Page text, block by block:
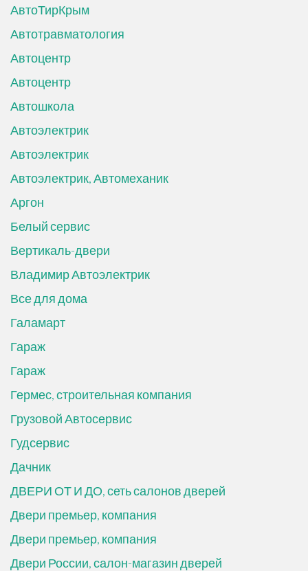
АвтоТирКрым
Автотравматология
Автоцентр
Автоцентр
Автошкола
Автоэлектрик
Автоэлектрик
Автоэлектрик, Автомеханик
Аргон
Белый сервис
Вертикаль-двери
Владимир Автоэлектрик
Все для дома
Галамарт
Гараж
Гараж
Гермес, строительная компания
Грузовой Автосервис
Гудсервис
Дачник
ДВЕРИ ОТ И ДО, сеть салонов дверей
Двери премьер, компания
Двери премьер, компания
Двери России, салон-магазин дверей